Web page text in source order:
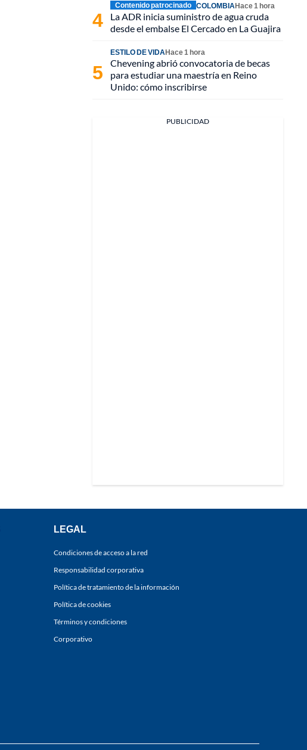
Contenido patrocinado COLOMBIAHace 1 hora
La ADR inicia suministro de agua cruda
desde el embalse El Cercado en La Guajira
ESTILO DE VIDAHace 1 hora
Chevening abrió convocatoria de becas
para estudiar una maestría en Reino
Unido: cómo inscribirse
PUBLICIDAD
LEGAL
Condiciones de acceso a la red
Responsabilidad corporativa
Política de tratamiento de la información
Política de cookies
Términos y condiciones
Corporativo